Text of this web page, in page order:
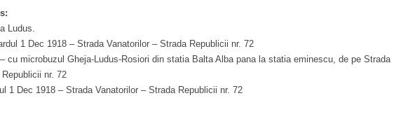
Ludus.
1 Dec 1918 – Strada Vanatorilor – Strada Republicii nr. 72
cu microbuzul Gheja-Ludus-Rosiori din statia Balta Alba pana la statia eminescu, de pe Strada
nr. 72
1 Dec 1918 – Strada Vanatorilor – Strada Republicii nr. 72